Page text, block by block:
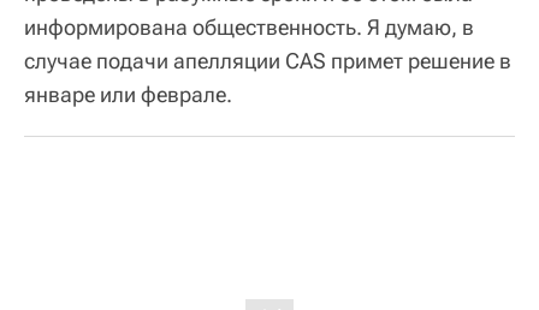
информирована общественность. Я думаю, в
случае подачи апелляции CAS примет решение в
январе или феврале.